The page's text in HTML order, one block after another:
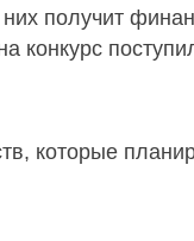
получит
конкурс
которые